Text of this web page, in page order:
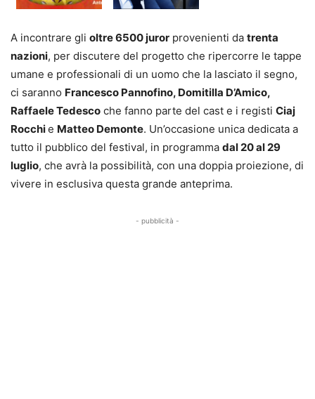
A incontrare gli oltre 6500 juror provenienti da trenta
nazioni, per discutere del progetto che ripercorre le tappe
umane e professionali di un uomo che la lasciato il segno,
ci saranno Francesco Pannofino, Domitilla D’Amico,
Raffaele Tedesco che fanno parte del cast e i registi Ciaj
Rocchie Matteo Demonte. Un’occasione unica dedicata a
tutto il pubblico del festival, in programma dal 20 al 29
luglio, che avrà la possibilità, con una doppia proiezione, di
vivere in esclusiva questa grande anteprima.
- pubblicità -